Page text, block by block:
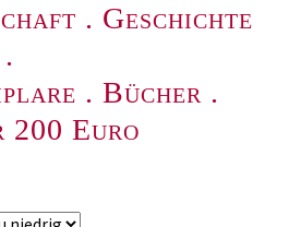
. Geschichte
.
. Bücher .
200 Euro